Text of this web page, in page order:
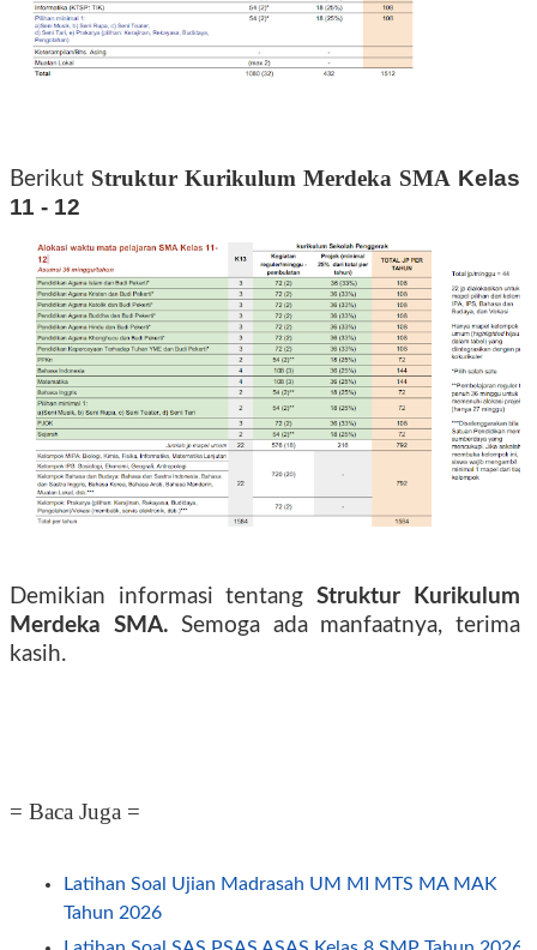
Berikut Struktur Kurikulum Merdeka SMAKelas
11 - 12
Demikian informasi tentang Struktur Kurikulum
Merdeka SMA. Semoga ada manfaatnya, terima
kasih.
= Baca Juga =
Latihan Soal Ujian Madrasah UM MI MTS MA MAK
Tahun 2026